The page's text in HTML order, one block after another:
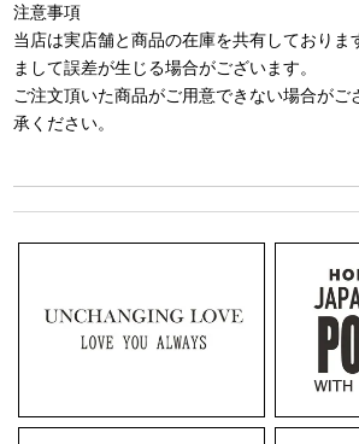
注意事項
当店は実店舗と商品の在庫を共有しておりま
まして誤差が生じる場合がございます。
ご注文頂いた商品がご用意できない場合がご
承ください。